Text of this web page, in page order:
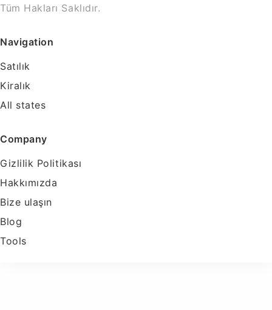
Tüm Hakları Saklıdır.
Navigation
Satılık
Kiralık
All states
Company
Gizlilik Politikası
Hakkımızda
Bize ulaşın
Blog
Tools